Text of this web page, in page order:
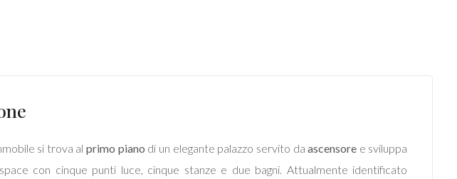
si trova alprimo piano di un elegante palazzo servito daascensore e sviluppa
con cinque punti luce, cinque stanze e due bagni. Attualmente identificato